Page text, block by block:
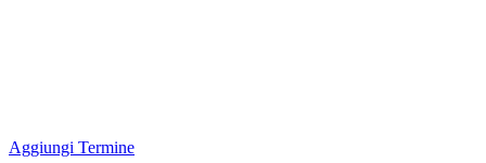
Aggiungi Termine